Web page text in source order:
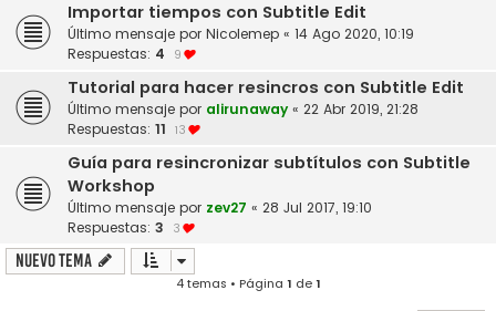
Importar tiempos con Subtitle Edit
Último mensaje por Nicolemep « 14 Ago 2020, 10:19
Respuestas: 4 9
Tutorial para hacer resincros con Subtitle Edit
Último mensaje por alirunaway « 22 Abr 2019, 21:28
Respuestas: 11 13
Guía para resincronizar subtítulos con Subtitle
Workshop
Último mensaje por zev27 « 28 Jul 2017, 19:10
Respuestas: 3 3
Nuevo Tema
4 temas • Página 1 de1